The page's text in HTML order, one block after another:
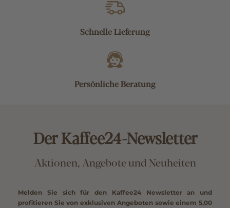
Schnelle Lieferung
Persönliche Beratung
Der Kaffee24-Newsletter
Aktionen, Angebote und Neuheiten
Melden Sie sich für den Kaffee24 Newsletter an und
profitieren Sie von exklusiven Angeboten sowie einem 5,00